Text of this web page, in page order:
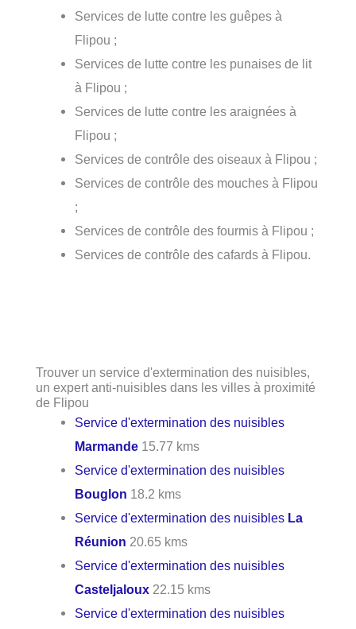
Services de lutte contre les guêpes à
Flipou ;
Services de lutte contre les punaises de lit
à Flipou ;
Services de lutte contre les araignées à
Flipou ;
Services de contrôle des oiseaux à Flipou ;
Services de contrôle des mouches à Flipou
;
Services de contrôle des fourmis à Flipou ;
Services de contrôle des cafards à Flipou.
Trouver un service d'extermination des nuisibles,
un expert anti-nuisibles dans les villes à proximité
de Flipou
Service d'extermination des nuisibles
Marmande 15.77 kms
Service d'extermination des nuisibles
Bouglon 18.2 kms
Service d'extermination des nuisibles La
Réunion 20.65 kms
Service d'extermination des nuisibles
Casteljaloux 22.15 kms
Service d'extermination des nuisibles